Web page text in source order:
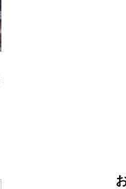
開発への関心